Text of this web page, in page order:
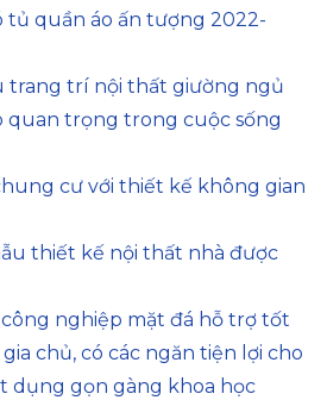
tủ quần áo ấn tượng 2022-
trang trí nội thất giường ngủ
quan trọng trong cuộc sống
cư với thiết kế không gian
thiết kế nội thất nhà được
nghiệp mặt đá hỗ trợ tốt
chủ, có các ngăn tiện lợi cho
dụng gọn gàng khoa học